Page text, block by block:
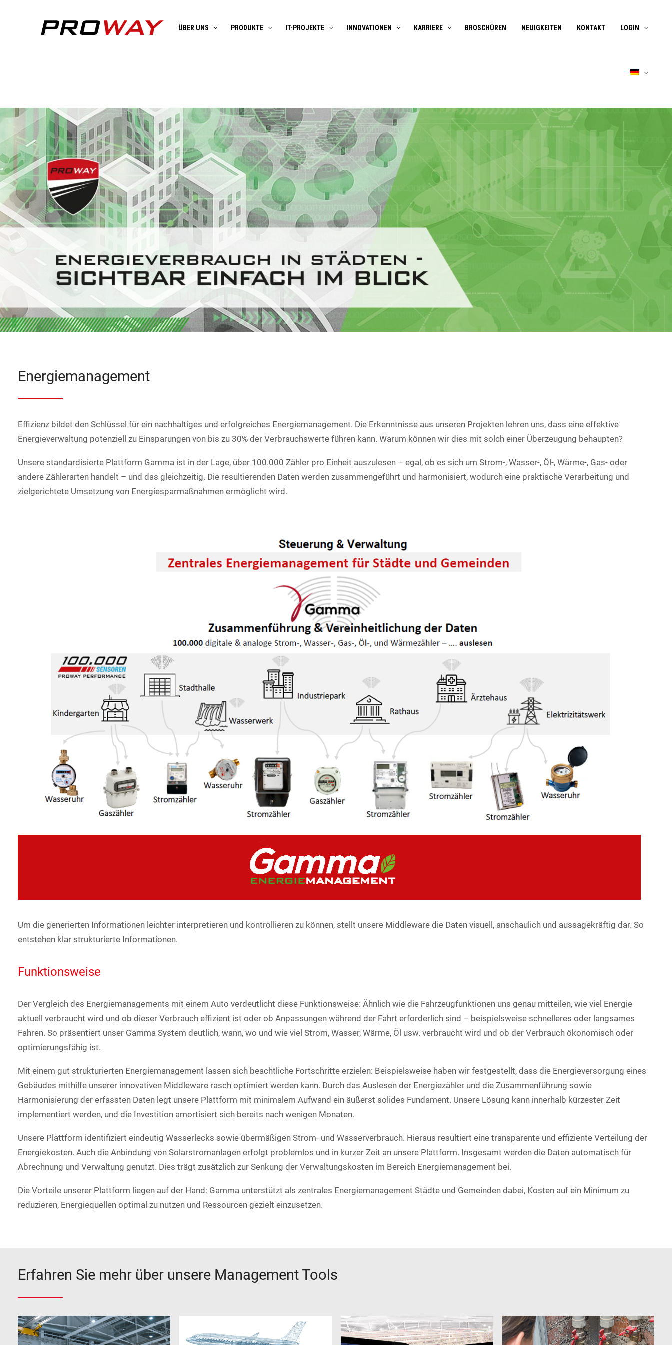
ÜBER UNS PRODUKTE IT-PROJEKTE INNOVATIONEN KARRIERE BROSCHÜREN NEUIGKEITEN KONTAKT LOGIN
Energiemanagement
Effizienz bildet den Schlüssel für ein nachhaltiges und erfolgreiches Energiemanagement. Die Erkenntnisse aus unseren Projekten lehren uns, dass eine effektive
Energieverwaltung potenziell zu Einsparungen von bis zu 30% der Verbrauchswerte führen kann. Warum können wir dies mit solch einer Überzeugung behaupten?
Unsere standardisierte Plattform Gamma ist in der Lage, über 100.000 Zähler pro Einheit auszulesen – egal, ob es sich um Strom-, Wasser-, Öl-, Wärme-, Gas- oder
andere Zählerarten handelt – und das gleichzeitig. Die resultierenden Daten werden zusammengeführt und harmonisiert, wodurch eine praktische Verarbeitung und
zielgerichtete Umsetzung von Energiesparmaßnahmen ermöglicht wird.
Um die generierten Informationen leichter interpretieren und kontrollieren zu können, stellt unsere Middleware die Daten visuell, anschaulich und aussagekräftig dar. So
entstehen klar strukturierte Informationen.
Funktionsweise
Der Vergleich des Energiemanagements mit einem Auto verdeutlicht diese Funktionsweise: Ähnlich wie die Fahrzeugfunktionen uns genau mitteilen, wie viel Energie
aktuell verbraucht wird und ob dieser Verbrauch effizient ist oder ob Anpassungen während der Fahrt erforderlich sind – beispielsweise schnelleres oder langsames
Fahren. So präsentiert unser Gamma System deutlich, wann, wo und wie viel Strom, Wasser, Wärme, Öl usw. verbraucht wird und ob der Verbrauch ökonomisch oder
optimierungsfähig ist.
Mit einem gut strukturierten Energiemanagement lassen sich beachtliche Fortschritte erzielen: Beispielsweise haben wir festgestellt, dass die Energieversorgung eines
Gebäudes mithilfe unserer innovativen Middleware rasch optimiert werden kann. Durch das Auslesen der Energiezähler und die Zusammenführung sowie
Harmonisierung der erfassten Daten legt unsere Plattform mit minimalem Aufwand ein äußerst solides Fundament. Unsere Lösung kann innerhalb kürzester Zeit
implementiert werden, und die Investition amortisiert sich bereits nach wenigen Monaten.
Unsere Plattform identifiziert eindeutig Wasserlecks sowie übermäßigen Strom- und Wasserverbrauch. Hieraus resultiert eine transparente und effiziente Verteilung der
Energiekosten. Auch die Anbindung von Solarstromanlagen erfolgt problemlos und in kurzer Zeit an unsere Plattform. Insgesamt werden die Daten automatisch für
Abrechnung und Verwaltung genutzt. Dies trägt zusätzlich zur Senkung der Verwaltungskosten im Bereich Energiemanagement bei.
Die Vorteile unserer Plattform liegen auf der Hand: Gamma unterstützt als zentrales Energiemanagement Städte und Gemeinden dabei, Kosten auf ein Minimum zu
reduzieren, Energiequellen optimal zu nutzen und Ressourcen gezielt einzusetzen.
Erfahren Sie mehr über unsere Management Tools